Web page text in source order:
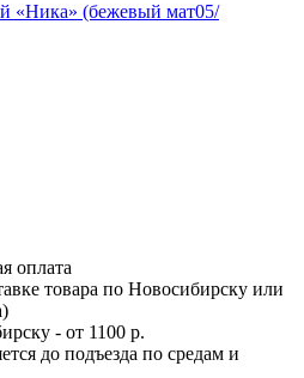
«Ника» (бежевый мат05/
оплата
товара по Новосибирску или
- от 1100 р.
до подъезда по средам и